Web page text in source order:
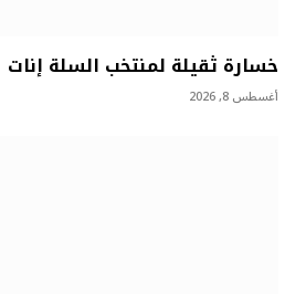
خسارة ثقيلة لمنتخب السلة إنات
أغسطس 8, 2026